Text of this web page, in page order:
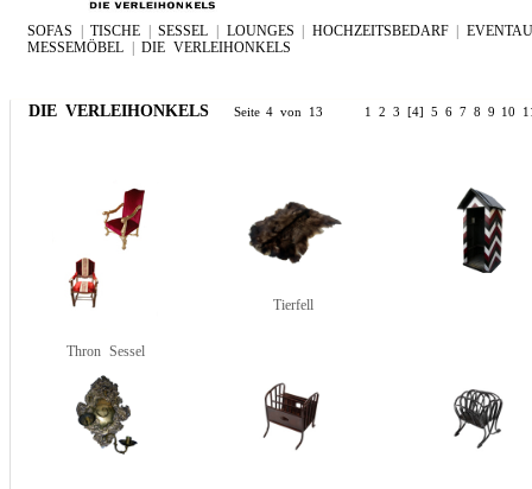
SOFAS |TISCHE |SESSEL LOUNGES HOCHZEITSBEDARF|
MESSEMÖBEL |DIE VERLEIHONKELS
DIE VERLEIHONKELS Seite 4 von 13 1 2 3 [4] 5 6 7 8 9 10
Thron Sessel
Tierfell